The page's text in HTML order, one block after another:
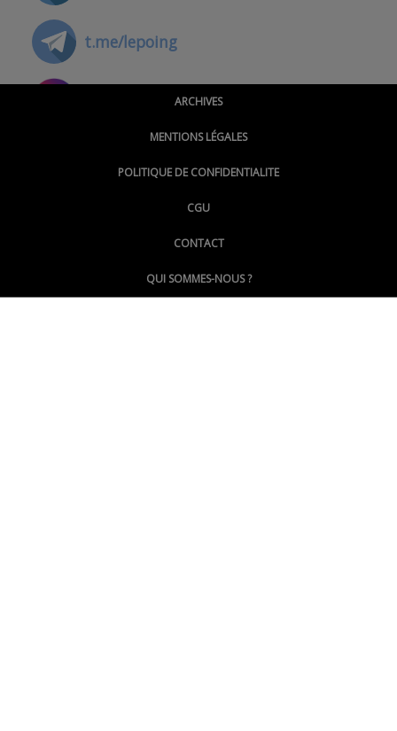
t.me/lepoing
@montpellierpoinginfo
@LePoingMontpellier
ARCHIVES
MENTIONS LÉGALES
POLITIQUE DE CONFIDENTIALITE
CGU
CONTACT
QUI SOMMES-NOUS ?